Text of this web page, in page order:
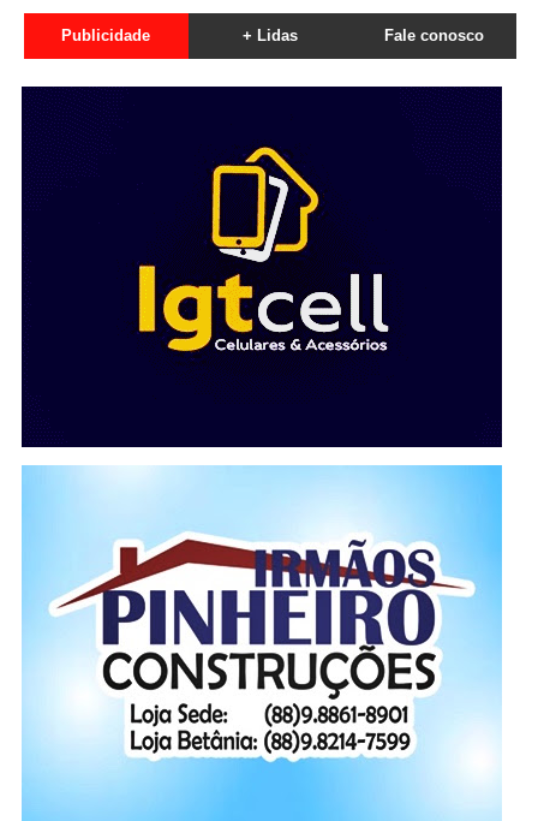
Publicidade + Lidas Fale conosco